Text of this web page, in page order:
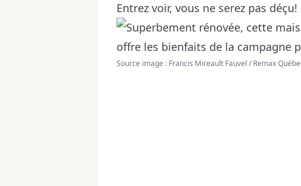
Entrez voir, vous ne serez pas déçu!
Source image : Francis Mireault Fauvel / Remax